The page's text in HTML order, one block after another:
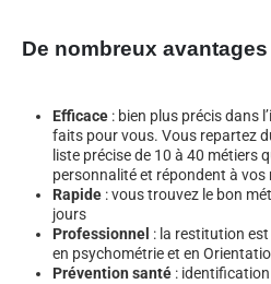
De nombreux avantages
Efficace : bien plus précis dans
faits pour vous. Vous repartez
liste précise de 10 à 40 métiers
personnalité et répondent à
Rapide : vous trouvez le bon
jours
Professionnel : la restitution
en psychométrie et en
Prévention santé :